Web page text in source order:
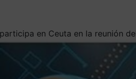
en Ceuta en la reunión